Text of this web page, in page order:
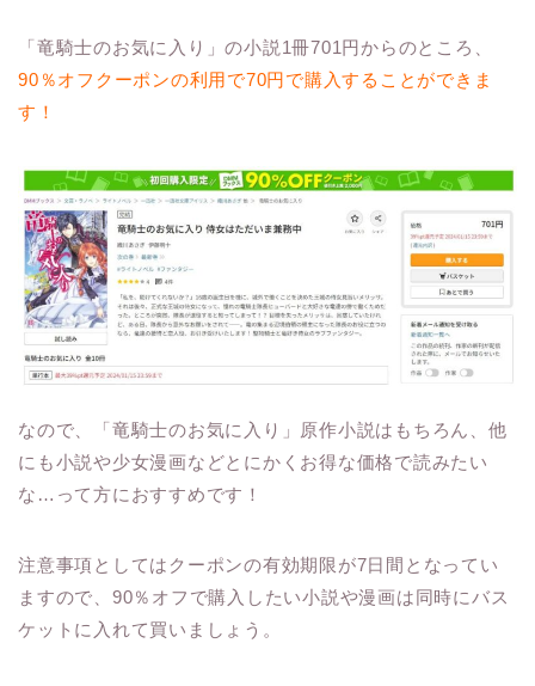
「竜騎士のお気に入り」の小説1冊701円からのところ、
90％オフクーポンの利用で70円で購入することができま
す！
なので、「竜騎士のお気に入り」原作小説はもちろん、他
にも小説や少女漫画などとにかくお得な価格で読みたい
な…って方におすすめです！
注意事項としてはクーポンの有効期限が7日間となってい
ますので、90％オフで購入したい小説や漫画は同時にバス
ケットに入れて買いましょう。